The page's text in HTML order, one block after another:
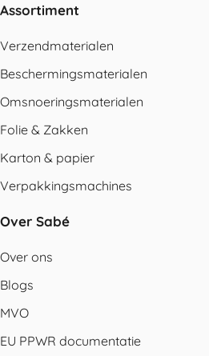
Assortiment
Verzendmaterialen
Beschermingsmaterialen
Omsnoeringsmaterialen
Folie & Zakken
Karton & papier
Verpakkingsmachines
Over Sabé
Over ons
Blogs
MVO
EU PPWR documentatie